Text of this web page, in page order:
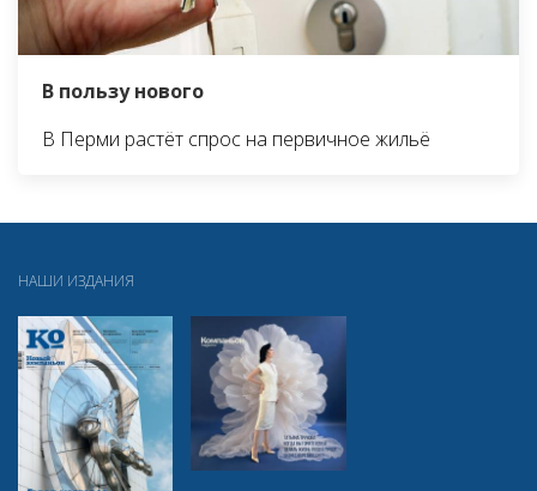
В пользу нового
В Перми растёт спрос на первичное жильё
НАШИ ИЗДАНИЯ